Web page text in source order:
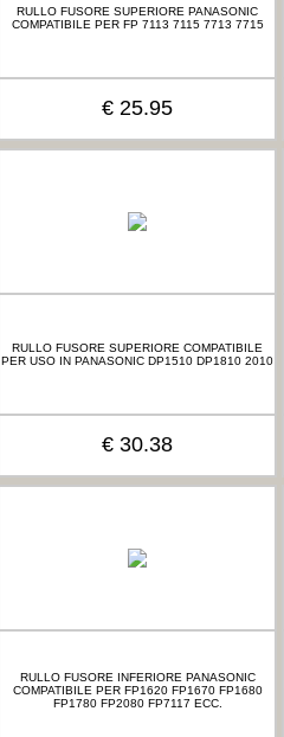
RULLO FUSORE SUPERIORE PANASONIC
COMPATIBILE PER FP 7113 7115 7713 7715
€ 25.95
RULLO FUSORE SUPERIORE COMPATIBILE
PER USO IN PANASONIC DP1510 DP1810 2010
€ 30.38
RULLO FUSORE INFERIORE PANASONIC
COMPATIBILE PER FP1620 FP1670 FP1680
FP1780 FP2080 FP7117 ECC.